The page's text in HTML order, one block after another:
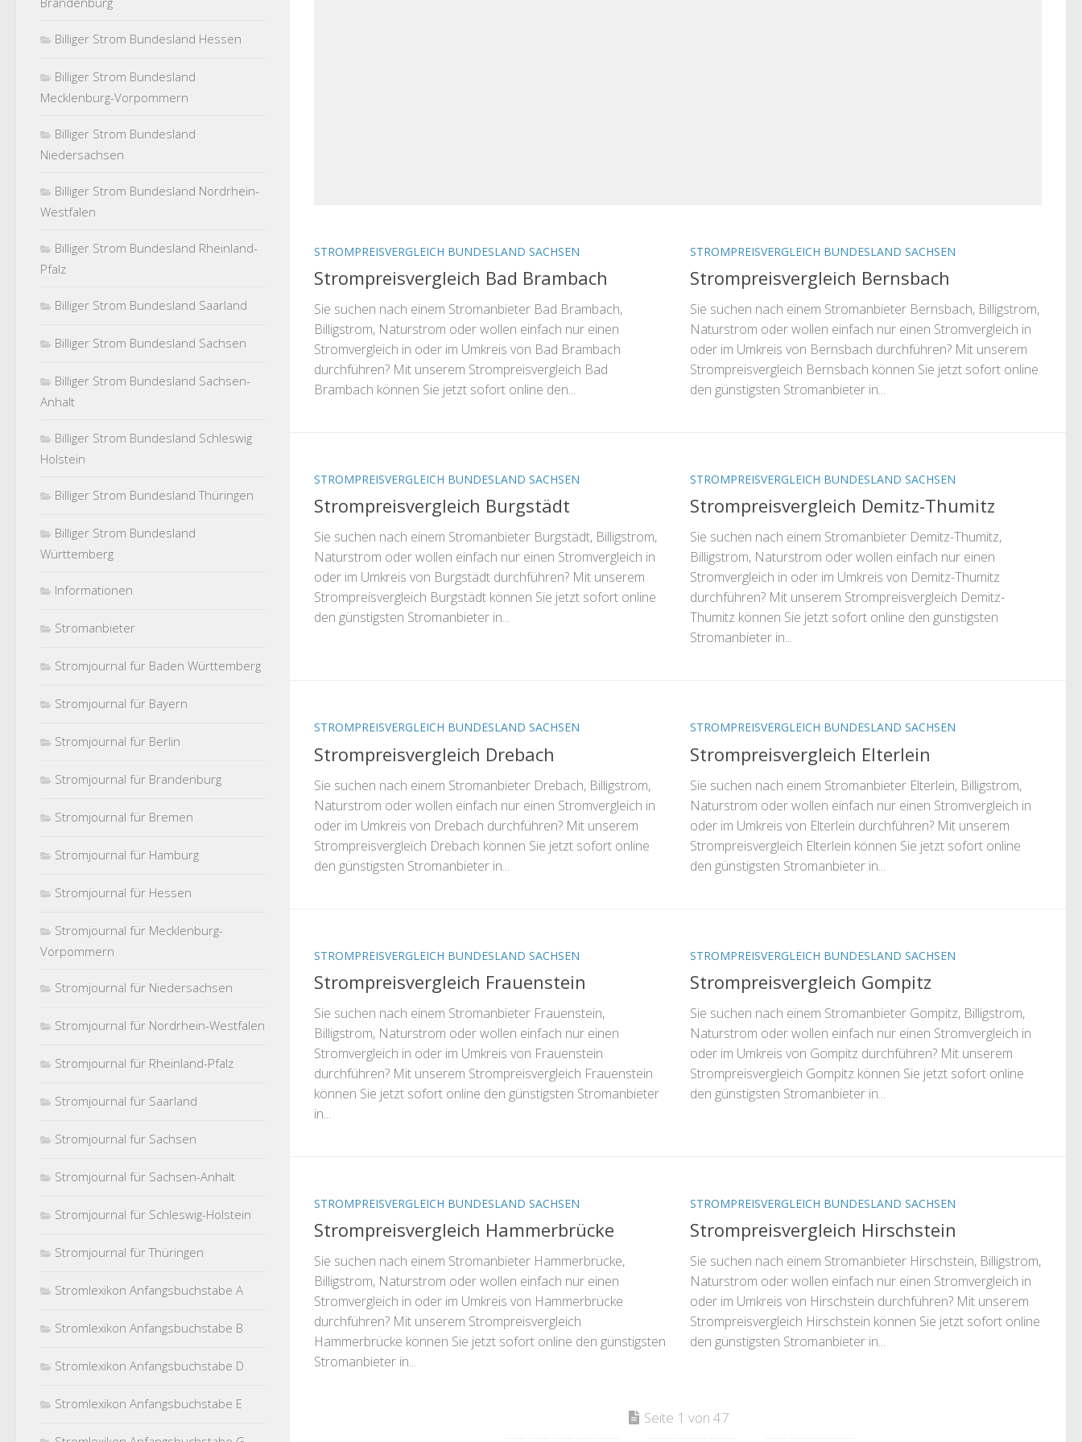
STROMPREISVERGLEICH BUNDESLAND SACHSEN
Strompreisvergleich Bad Brambach
Sie suchen nach einem Stromanbieter Bad Brambach,
Billigstrom, Naturstrom oder wollen einfach nur einen
Stromvergleich in oder im Umkreis von Bad Brambach
durchführen? Mit unserem Strompreisvergleich Bad
Brambach können Sie jetzt sofort online den...
STROMPREISVERGLEICH BUNDESLAND SACHSEN
Strompreisvergleich Bernsbach
Sie suchen nach einem Stromanbieter Bernsbach, Billigstrom,
Naturstrom oder wollen einfach nur einen Stromvergleich in
oder im Umkreis von Bernsbach durchführen? Mit unserem
Strompreisvergleich Bernsbach können Sie jetzt sofort online
den günstigsten Stromanbieter in...
STROMPREISVERGLEICH BUNDESLAND SACHSEN
Strompreisvergleich Burgstädt
Sie suchen nach einem Stromanbieter Burgstädt, Billigstrom,
Naturstrom oder wollen einfach nur einen Stromvergleich in
oder im Umkreis von Burgstädt durchführen? Mit unserem
Strompreisvergleich Burgstädt können Sie jetzt sofort online
den günstigsten Stromanbieter in...
STROMPREISVERGLEICH BUNDESLAND SACHSEN
Strompreisvergleich Demitz-Thumitz
Sie suchen nach einem Stromanbieter Demitz-Thumitz,
Billigstrom, Naturstrom oder wollen einfach nur einen
Stromvergleich in oder im Umkreis von Demitz-Thumitz
durchführen? Mit unserem Strompreisvergleich Demitz-
Thumitz können Sie jetzt sofort online den günstigsten
Stromanbieter in...
STROMPREISVERGLEICH BUNDESLAND SACHSEN
Strompreisvergleich Drebach
Sie suchen nach einem Stromanbieter Drebach, Billigstrom,
Naturstrom oder wollen einfach nur einen Stromvergleich in
oder im Umkreis von Drebach durchführen? Mit unserem
Strompreisvergleich Drebach können Sie jetzt sofort online
den günstigsten Stromanbieter in...
STROMPREISVERGLEICH BUNDESLAND SACHSEN
Strompreisvergleich Elterlein
Sie suchen nach einem Stromanbieter Elterlein, Billigstrom,
Naturstrom oder wollen einfach nur einen Stromvergleich in
oder im Umkreis von Elterlein durchführen? Mit unserem
Strompreisvergleich Elterlein können Sie jetzt sofort online
den günstigsten Stromanbieter in...
STROMPREISVERGLEICH BUNDESLAND SACHSEN
Strompreisvergleich Frauenstein
Sie suchen nach einem Stromanbieter Frauenstein,
Billigstrom, Naturstrom oder wollen einfach nur einen
Stromvergleich in oder im Umkreis von Frauenstein
durchführen? Mit unserem Strompreisvergleich Frauenstein
können Sie jetzt sofort online den günstigsten Stromanbieter
in...
STROMPREISVERGLEICH BUNDESLAND SACHSEN
Strompreisvergleich Gompitz
Sie suchen nach einem Stromanbieter Gompitz, Billigstrom,
Naturstrom oder wollen einfach nur einen Stromvergleich in
oder im Umkreis von Gompitz durchführen? Mit unserem
Strompreisvergleich Gompitz können Sie jetzt sofort online
den günstigsten Stromanbieter in...
STROMPREISVERGLEICH BUNDESLAND SACHSEN
Strompreisvergleich Hammerbrücke
Sie suchen nach einem Stromanbieter Hammerbrücke,
Billigstrom, Naturstrom oder wollen einfach nur einen
Stromvergleich in oder im Umkreis von Hammerbrücke
durchführen? Mit unserem Strompreisvergleich
Hammerbrücke können Sie jetzt sofort online den günstigsten
Stromanbieter in...
STROMPREISVERGLEICH BUNDESLAND SACHSEN
Strompreisvergleich Hirschstein
Sie suchen nach einem Stromanbieter Hirschstein, Billigstrom,
Naturstrom oder wollen einfach nur einen Stromvergleich in
oder im Umkreis von Hirschstein durchführen? Mit unserem
Strompreisvergleich Hirschstein können Sie jetzt sofort online
den günstigsten Stromanbieter in...
Seite 1 von 47
Billiger Strom Bundesland Hessen
Billiger Strom Bundesland
Mecklenburg-Vorpommern
Billiger Strom Bundesland
Niedersachsen
Billiger Strom Bundesland Nordrhein-
Westfalen
Billiger Strom Bundesland Rheinland-
Pfalz
Billiger Strom Bundesland Saarland
Billiger Strom Bundesland Sachsen
Billiger Strom Bundesland Sachsen-
Anhalt
Billiger Strom Bundesland Schleswig
Holstein
Billiger Strom Bundesland Thüringen
Billiger Strom Bundesland
Württemberg
Informationen
Stromanbieter
Stromjournal für Baden Württemberg
Stromjournal für Bayern
Stromjournal für Berlin
Stromjournal für Brandenburg
Stromjournal für Bremen
Stromjournal für Hamburg
Stromjournal für Hessen
Stromjournal für Mecklenburg-
Vorpommern
Stromjournal für Niedersachsen
Stromjournal für Nordrhein-Westfalen
Stromjournal für Rheinland-Pfalz
Stromjournal für Saarland
Stromjournal für Sachsen
Stromjournal für Sachsen-Anhalt
Stromjournal für Schleswig-Holstein
Stromjournal für Thüringen
Stromlexikon Anfangsbuchstabe A
Stromlexikon Anfangsbuchstabe B
Stromlexikon Anfangsbuchstabe D
Stromlexikon Anfangsbuchstabe E